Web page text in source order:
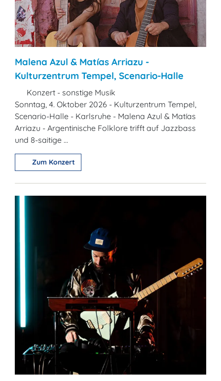
Malena Azul & Matías Arriazu -
Kulturzentrum Tempel, Scenario-Halle
Konzert - sonstige Musik
Sonntag, 4. Oktober 2026 - Kulturzentrum Tempel,
Scenario-Halle - Karlsruhe - Malena Azul & Matías
Arriazu - Argentinische Folklore trifft auf Jazzbass
und 8-saitige ...
Zum Konzert